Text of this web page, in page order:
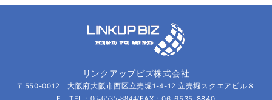
リンクアップビズ株式会社
〒550-0012 大阪府大阪市西区立売堀1-4-12 立売堀スクエアビル８